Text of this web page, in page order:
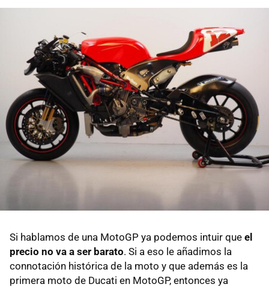
Si hablamos de una MotoGP ya podemos intuir que el
precio no va a ser barato. Si a eso le añadimos la
connotación histórica de la moto y que además es la
primera moto de Ducati en MotoGP, entonces ya